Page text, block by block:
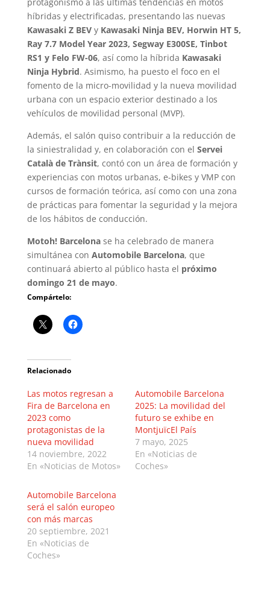
híbridas y electrificadas, presentando las nuevas
Kawasaki Z BEVy Kawasaki Ninja BEV, Horwin HT 5,
Ray 7.7 Model Year 2023, Segway E300SE, Tinbot
RS1 y Felo FW-06, así como la híbrida Kawasaki
Ninja Hybrid. Asimismo, ha puesto el foco en el
fomento de la micro-movilidad y la nueva movilidad
urbana con un espacio exterior destinado a los
vehículos de movilidad personal (MVP).
Además, el salón quiso contribuir a la reducción de
la siniestralidad y, en colaboración con el Servei
Català de Trànsit, contó con un área de formación y
experiencias con motos urbanas, e-bikes y VMP con
cursos de formación teórica, así como con una zona
de prácticas para fomentar la seguridad y la mejora
de los hábitos de conducción.
Motoh! Barcelonase ha celebrado de manera
simultánea con Automobile Barcelona, que
continuará abierto al público hasta el próximo
domingo 21 de mayo.
Compártelo:
Relacionado
Las motos regresan a
Fira de Barcelona en
2023 como
protagonistas de la
nueva movilidad
14 noviembre, 2022
En «Noticias de Motos»
Automobile Barcelona
2025: La movilidad del
futuro se exhibe en
MontjuïcEl País
7 mayo, 2025
En «Noticias de
Coches»
Automobile Barcelona
será el salón europeo
con más marcas
20 septiembre, 2021
En «Noticias de
Coches»